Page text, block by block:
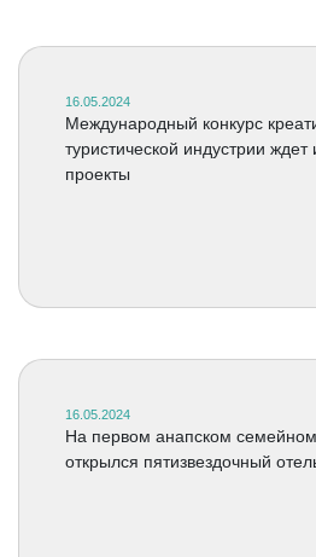
16.05.2024
Международный конкурс
туристической индустрии
проекты
16.05.2024
На первом анапском
открылся пятизвездочный